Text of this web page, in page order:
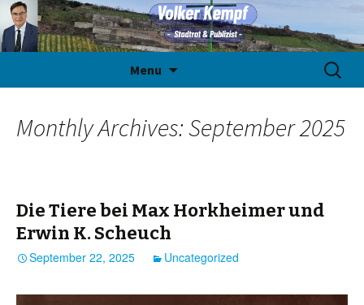
Menu
Suche
nach:
Monthly Archives: September 2025
Die Tiere bei Max Horkheimer und
Erwin K. Scheuch
September 22, 2025 Uncategorized